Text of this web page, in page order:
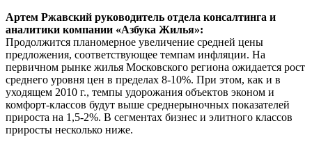
Артем Ржавский руководитель отдела консалтинга и
аналитики компании «Азбука Жилья»:
Продолжится планомерное увеличение средней цены
предложения, соответствующее темпам инфляции. На
первичном рынке жилья Московского региона ожидается рост
среднего уровня цен в пределах 8-10%. При этом, как и в
уходящем 2010 г., темпы удорожания объектов эконом и
комфорт-классов будут выше среднерыночных показателей
прироста на 1,5-2%. В сегментах бизнес и элитного классов
приросты несколько ниже.